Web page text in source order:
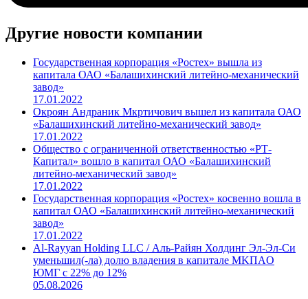
Другие новости компании
Государственная корпорация «Ростех» вышла из
капитала ОАО «Балашихинский литейно-механический
завод»
17.01.2022
Окроян Андраник Мкртичович вышел из капитала ОАО
«Балашихинский литейно-механический завод»
17.01.2022
Общество с ограниченной ответственностью «РТ-
Капитал» вошло в капитал ОАО «Балашихинский
литейно-механический завод»
17.01.2022
Государственная корпорация «Ростех» косвенно вошла в
капитал ОАО «Балашихинский литейно-механический
завод»
17.01.2022